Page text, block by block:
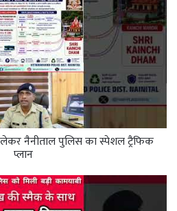
नैनीताल पुलिस का स्पेशल ट्रैफिक
प्लान